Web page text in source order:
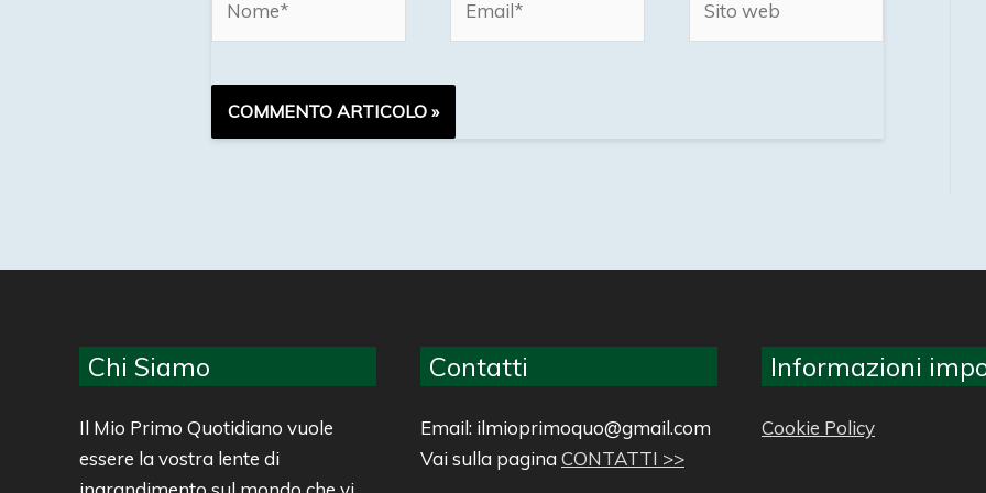
web
Chi Siamo
Il Mio Primo Quotidiano vuole
essere la vostra lente di
Contatti
Email: ilmioprimoquo@gmail.com
Vai sulla pagina CONTATTI >>
Informazioni
Cookie Policy